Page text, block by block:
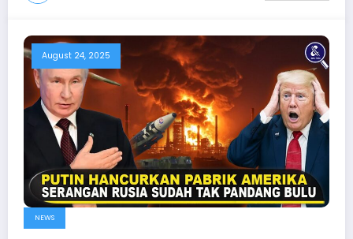
August 24, 2025
NEWS